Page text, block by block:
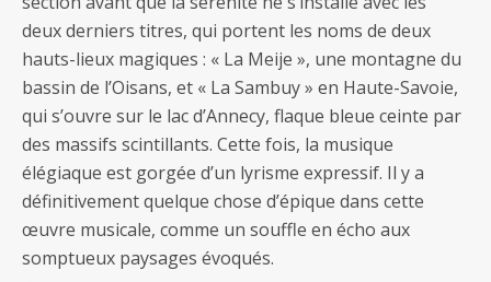
deux derniers titres, qui portent les noms de deux
hauts-lieux magiques : « La Meije », une montagne du
bassin de l’Oisans, et « La Sambuy » en Haute-Savoie,
qui s’ouvre sur le lac d’Annecy, flaque bleue ceinte par
des massifs scintillants. Cette fois, la musique
élégiaque est gorgée d’un lyrisme expressif. Il y a
définitivement quelque chose d’épique dans cette
œuvre musicale, comme un souffle en écho aux
somptueux paysages évoqués.